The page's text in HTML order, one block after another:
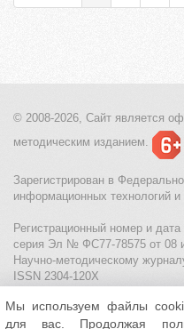
© 2008-2026, Сайт является
методическим изданием.
Зарегистрирован в
информационных технологий
Регистрационный номер и
серия Эл № ФС77-78575 от 08
Научно-методическому
ISSN 2304-120X
МЦИТО|Школьные олимпиады
Политика использования
Мы используем файлы
для вас. Продолжая